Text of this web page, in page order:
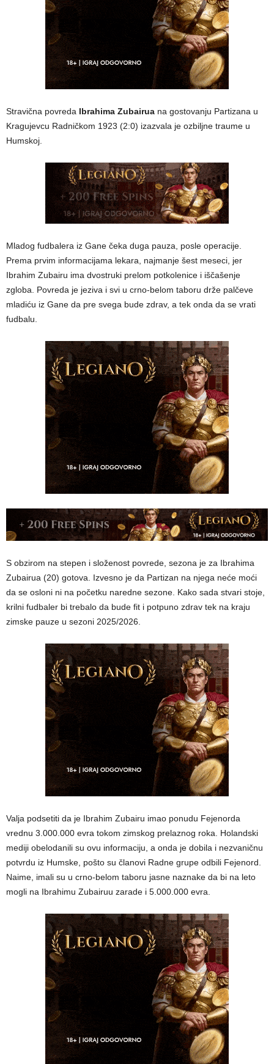
Stravična povreda Ibrahima Zubairua na gostovanju Partizana u
Kragujevcu Radničkom 1923 (2:0) izazvala je ozbiljne traume u
Humskoj.
Mladog fudbalera iz Gane čeka duga pauza, posle operacije.
Prema prvim informacijama lekara, najmanje šest meseci, jer
Ibrahim Zubairu ima dvostruki prelom potkolenice i iščašenje
zgloba. Povreda je jeziva i svi u crno-belom taboru drže palčeve
mladiću iz Gane da pre svega bude zdrav, a tek onda da se vrati
fudbalu.
S obzirom na stepen i složenost povrede, sezona je za Ibrahima
Zubairua (20) gotova. Izvesno je da Partizan na njega neće moći
da se osloni ni na početku naredne sezone. Kako sada stvari stoje,
krilni fudbaler bi trebalo da bude fit i potpuno zdrav tek na kraju
zimske pauze u sezoni 2025/2026.
Valja podsetiti da je Ibrahim Zubairu imao ponudu Fejenorda
vrednu 3.000.000 evra tokom zimskog prelaznog roka. Holandski
mediji obelodanili su ovu informaciju, a onda je dobila i nezvaničnu
potvrdu iz Humske, pošto su članovi Radne grupe odbili Fejenord.
Naime, imali su u crno-belom taboru jasne naznake da bi na leto
mogli na Ibrahimu Zubairuu zarade i 5.000.000 evra.